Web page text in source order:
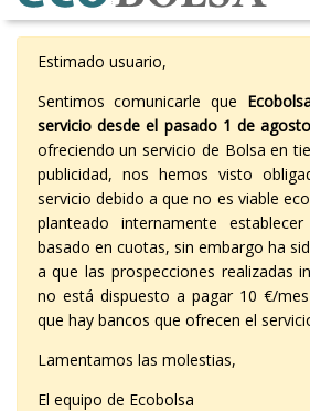
Estimado usuario,
Sentimos comunicarle que
servicio desde el pasado 1 de agosto
ofreciendo un servicio de Bolsa en
publicidad, nos hemos visto
servicio debido a que no es viable
planteado internamente
basado en cuotas, sin embargo ha
a que las prospecciones realizadas
no está dispuesto a pagar 10 €/
que hay bancos que ofrecen el
Lamentamos las molestias,
El equipo de Ecobolsa